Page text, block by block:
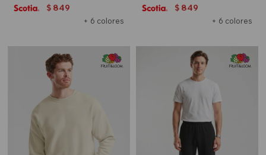
+ 6 colores
$ 849
+ 6 colores
$ 849